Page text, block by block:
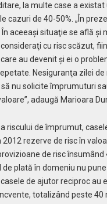
la multe case a existat
cazuri de 40-50%. „În
aceeaşi situaţie se află şi
cu risc scăzut,
au devenit şi ei o
Nesiguranţa zilei
nu solicite împrumuturi
adaugă Marioara
riscului de împrumut,
rezerve de risc în
de risc însumând
plată în domeniu nu
de ajutor reciproc au
totalizând peste 40